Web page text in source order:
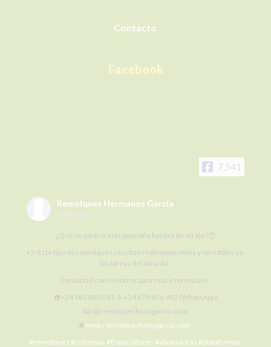
Contacto
Facebook
7,541
Remolques Hermanos García
3 days ago
¿Qué os parece esta pequeña bañera de un eje?👌
👉 Este tipo de remolques resultan realmente útiles y versátiles en
las tareas del día a día.
Contactad con nosotros para más información:
☎️+34 983 880 011 📱+34 679 656 492 (WhatsApp)
📧r@remolqueshnosgarcia.com
🌐www.remolqueshnosgarcia.com
#remolques #cisternas #Esparcidores #abonadoras #plataformas